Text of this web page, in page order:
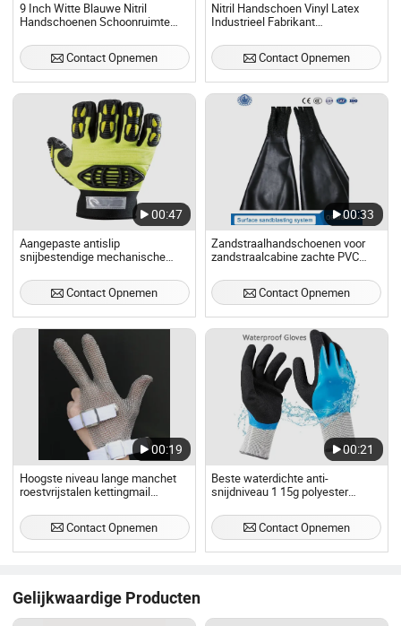
9 Inch Witte Blauwe Nitril
Handschoenen Schoonruimte
Contact Opnemen
Nitril Handschoen Vinyl Latex
Industrieel Fabrikant
met Goede Prijs
Contact Opnemen
00:47
Aangepaste antislip
snijbestendige mechanische
veiligheidswerkhandschoenen
voor olieboorindustrie
Contact Opnemen
00:33
Zandstraalhandschoenen voor
zandstraalcabine zachte PVC
zandstraalcabine
veiligheidswerkhandschoenen
Contact Opnemen
00:19
Hoogste niveau lange manchet
roestvrijstalen kettingmail
slagers, snijbestendige
handschoenen met metalen
Contact Opnemen
00:21
Beste waterdichte anti-
snijdniveau 1 15g polyester
dubbel gedipt waterdichte
werkhandschoenen voor
Contact Opnemen
Gelijkwaardige Producten